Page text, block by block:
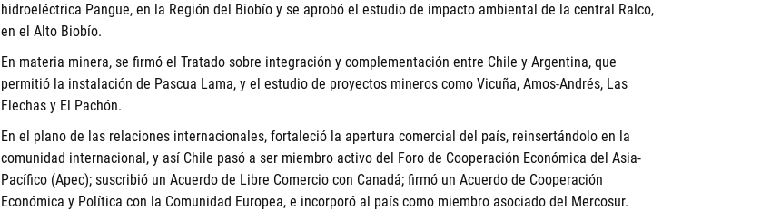
hidroeléctrica Pangue, en la Región del Biobío y se aprobó el estudio de impacto ambiental de la central Ralco,
en el Alto Biobío.
En materia minera, se firmó el Tratado sobre integración y complementación entre Chile y Argentina, que
permitió la instalación de Pascua Lama, y el estudio de proyectos mineros como Vicuña, Amos-Andrés, Las
Flechas y El Pachón.
En el plano de las relaciones internacionales, fortaleció la apertura comercial del país, reinsertándolo en la
comunidad internacional, y así Chile pasó a ser miembro activo del Foro de Cooperación Económica del Asia-
Pacífico (Apec); suscribió un Acuerdo de Libre Comercio con Canadá; firmó un Acuerdo de Cooperación
Económica y Política con la Comunidad Europea, e incorporó al país como miembro asociado del Mercosur.